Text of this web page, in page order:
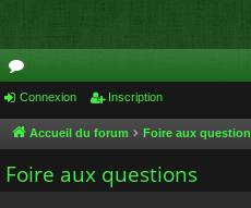
or
u
m
Connexion Inscription
Accueil du forum Foire aux
Foire aux questions